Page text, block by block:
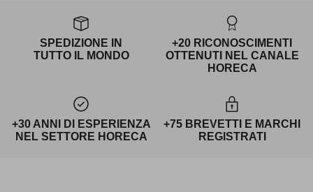
SPEDIZIONE IN
TUTTO IL MONDO
+20 RICONOSCIMENTI
OTTENUTI NEL CANALE
HORECA
+30 ANNI DI ESPERIENZA
NEL SETTORE HORECA
+75 BREVETTI E MARCHI
REGISTRATI